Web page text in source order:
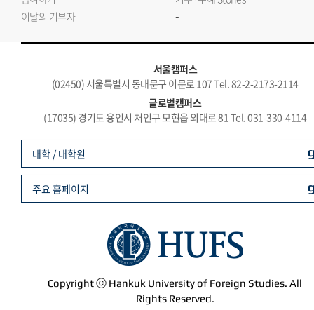
이달의 기부자
-
서울캠퍼스
(02450) 서울특별시 동대문구 이문로 107 Tel. 82-2-2173-2114
글로벌캠퍼스
(17035) 경기도 용인시 처인구 모현읍 외대로 81 Tel. 031-330-4114
Copyright ⓒ Hankuk University of Foreign Studies. All
Rights Reserved.
대학 / 대학원
주요 홈페이지